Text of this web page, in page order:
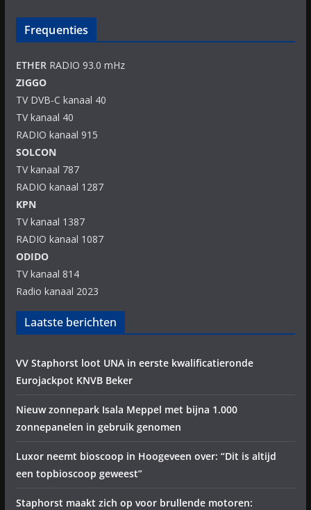
Frequenties
ETHERRADIO 93.0 mHz
ZIGGO
TV DVB-C kanaal 40
TV kanaal 40
RADIO kanaal 915
SOLCON
TV kanaal 787
RADIO kanaal 1287
KPN
TV kanaal 1387
RADIO kanaal 1087
ODIDO
TV kanaal 814
Radio kanaal 2023
Laatste berichten
VV Staphorst loot UNA in eerste kwalificatieronde
Eurojackpot KNVB Beker
Nieuw zonnepark Isala Meppel met bijna 1.000
zonnepanelen in gebruik genomen
Luxor neemt bioscoop in Hoogeveen over: “Dit is altijd
een topbioscoop geweest”
Staphorst maakt zich op voor brullende motoren: